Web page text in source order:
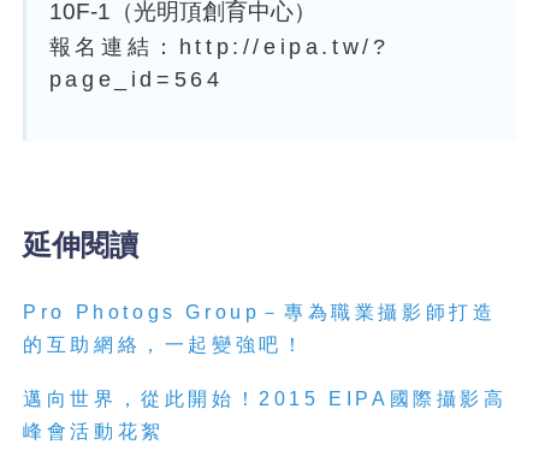
10F-1（光明頂創育中心）
報名連結：http://eipa.tw/?
page_id=564
延伸閱讀
Pro Photogs Group－專為職業攝影師打造
的互助網絡，一起變強吧！
邁向世界，從此開始！2015 EIPA國際攝影高
峰會活動花絮